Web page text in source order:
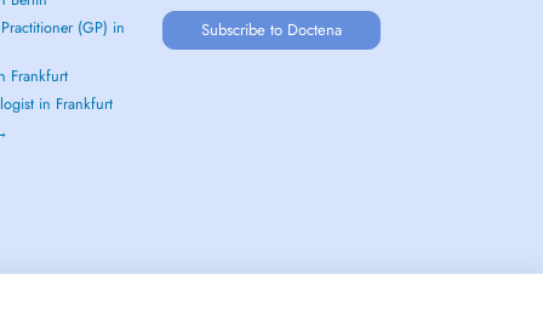
(GP) in
Frankfurt
in Frankfurt
Subscribe to Doctena